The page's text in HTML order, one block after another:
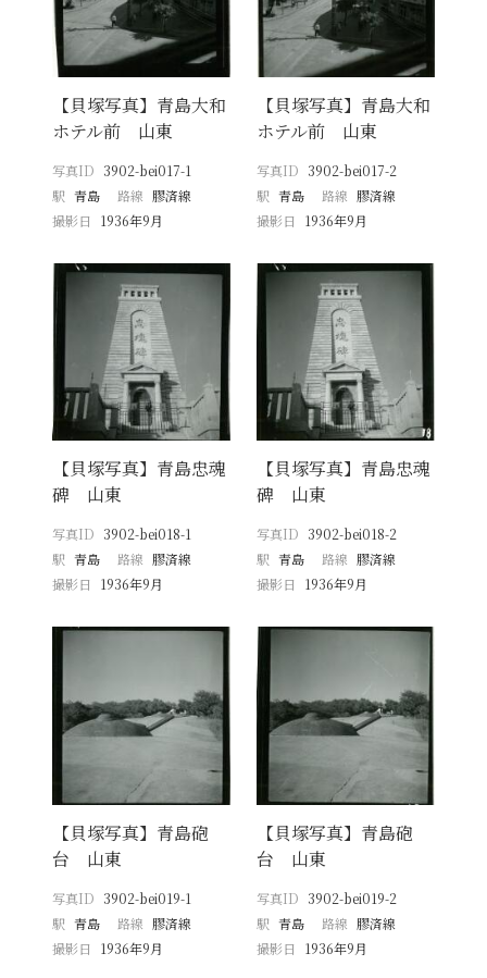
【貝塚写真】青島大和
ホテル前 山東
写真ID 3902-bei017-1
駅 青島 路線 膠済線
撮影日
1936年9月
【貝塚写真】青島大和
ホテル前 山東
写真ID 3902-bei017-2
駅 青島 路線 膠済線
撮影日
1936年9月
【貝塚写真】青島忠魂
碑 山東
写真ID 3902-bei018-1
駅 青島 路線 膠済線
撮影日
1936年9月
【貝塚写真】青島忠魂
碑 山東
写真ID 3902-bei018-2
駅 青島 路線 膠済線
撮影日
1936年9月
【貝塚写真】青島砲
台 山東
写真ID 3902-bei019-1
駅 青島 路線 膠済線
撮影日
1936年9月
【貝塚写真】青島砲
台 山東
写真ID 3902-bei019-2
駅 青島 路線 膠済線
撮影日
1936年9月